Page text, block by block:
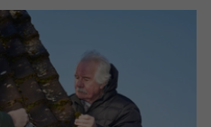
diesen Cookie, um die
des Nutzers zu
eingebettete YouTube-